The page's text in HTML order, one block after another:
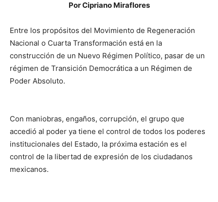
Por Cipriano Miraflores
Entre los propósitos del Movimiento de Regeneración
Nacional o Cuarta Transformación está en la
construcción de un Nuevo Régimen Político, pasar de un
régimen de Transición Democrática a un Régimen de
Poder Absoluto.
Con maniobras, engaños, corrupción, el grupo que
accedió al poder ya tiene el control de todos los poderes
institucionales del Estado, la próxima estación es el
control de la libertad de expresión de los ciudadanos
mexicanos.